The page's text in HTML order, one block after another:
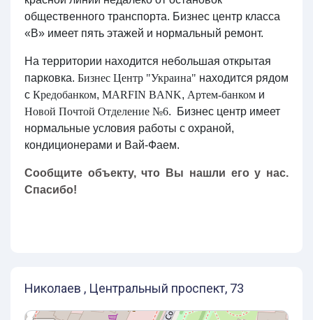
общественного транспорта. Бизнес центр класса
«В» имеет пять этажей и нормальный ремонт.
На территории находится небольшая открытая
парковка. Бизнес Центр "Украина" находится рядом
с Кредобанком, MARFIN BANK, Артем-банком и
Новой Почтой Отделение №6. Бизнес центр имеет
нормальные условия работы с охраной,
кондиционерами и Вай-Фаем.
Сообщите объекту, что Вы нашли его у нас.
Спасибо!
Николаев , Центральный проспект, 73